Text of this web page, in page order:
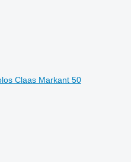
Claas Markant 50